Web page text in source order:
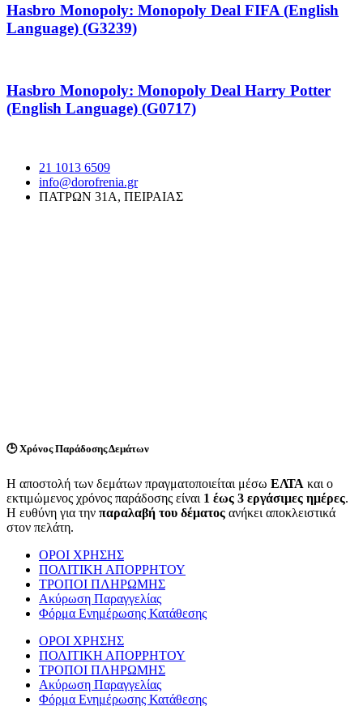
Hasbro Monopoly: Monopoly Deal FIFA (English
Language) (G3239)
Hasbro Monopoly: Monopoly Deal Harry Potter
(English Language) (G0717)
21 1013 6509
info@dorofrenia.gr
ΠΑΤΡΩΝ 31Α, ΠΕΙΡΑΙΑΣ
🕒Χρόνος Παράδοσης Δεμάτων
Η αποστολή των δεμάτων πραγματοποιείται μέσω ΕΛΤΑ και ο
εκτιμώμενος χρόνος παράδοσης είναι 1 έως 3 εργάσιμες ημέρες.
Η ευθύνη για την παραλαβή του δέματος ανήκει αποκλειστικά
στον πελάτη.
ΟΡΟΙ ΧΡΗΣΗΣ
ΠΟΛΙΤΙΚΗ ΑΠΟΡΡΗΤΟΥ
ΤΡΟΠΟΙ ΠΛΗΡΩΜΗΣ
Ακύρωση Παραγγελίας
Φόρμα Ενημέρωσης Κατάθεσης
ΟΡΟΙ ΧΡΗΣΗΣ
ΠΟΛΙΤΙΚΗ ΑΠΟΡΡΗΤΟΥ
ΤΡΟΠΟΙ ΠΛΗΡΩΜΗΣ
Ακύρωση Παραγγελίας
Φόρμα Ενημέρωσης Κατάθεσης